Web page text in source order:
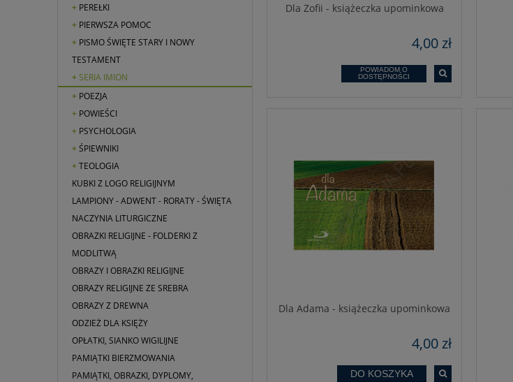
PEREŁKI
PIERWSZA POMOC
PISMO ŚWIĘTE STARY I NOWY
TESTAMENT
SERIA IMION
POEZJA
POWIEŚCI
PSYCHOLOGIA
ŚPIEWNIKI
TEOLOGIA
KUBKI Z LOGO RELIGIJNYM
LAMPIONY - ADWENT - RORATY - ŚWIĘTA
NACZYNIA LITURGICZNE
OBRAZKI RELIGIJNE - FOLDERKI Z
MODLITWĄ
OBRAZY I OBRAZKI RELIGIJNE
OBRAZY RELIGIJNE ZE SREBRA
OBRAZY Z DREWNA
ODZIEŻ DLA KSIĘŻY
OPŁATKI, SIANKO WIGILIJNE
PAMIĄTKI BIERZMOWANIA
PAMIĄTKI, OBRAZKI, DYPLOMY,
Dla Zofii - książeczka upominkowa
4,00 zł
POWIADOM O
DOSTĘPNOŚCI
Dla Adama - książeczka upominkowa
4,00 zł
DO KOSZYKA